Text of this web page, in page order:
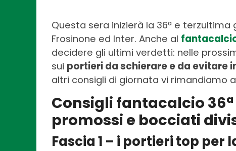
Questa sera inizierà la 36ª e terzultima
Frosinone ed Inter. Anche al
decidere gli ultimi verdetti: nelle
sui portieri da schierare e da evitare
altri consigli di giornata vi rimandiamo a
Consigli fantacalcio
promossi e bocciati
Fascia 1 – i portieri top per